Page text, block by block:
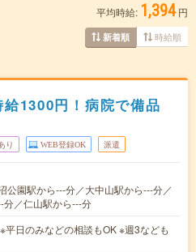
平均時給: 1,394 円
新着順 時給順
給1300円！病院で備品
り WEB登録OK 派遣
公園駅から---分／大中山駅から---分／
分／仁山駅から---分
平日のみなどの相談もOK ※週3なども